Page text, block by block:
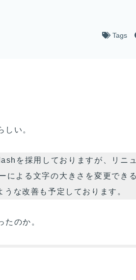
Tags
い。
を採用しておりますが、リニ
による文字の大きさを変更でき
な改善も予定しております。
のか。